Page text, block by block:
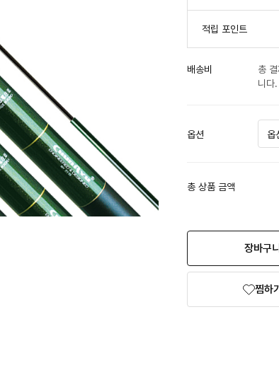
적립 포인트
배송비
총
니다.
옵션
총 상품 금액
장바구니
찜하기